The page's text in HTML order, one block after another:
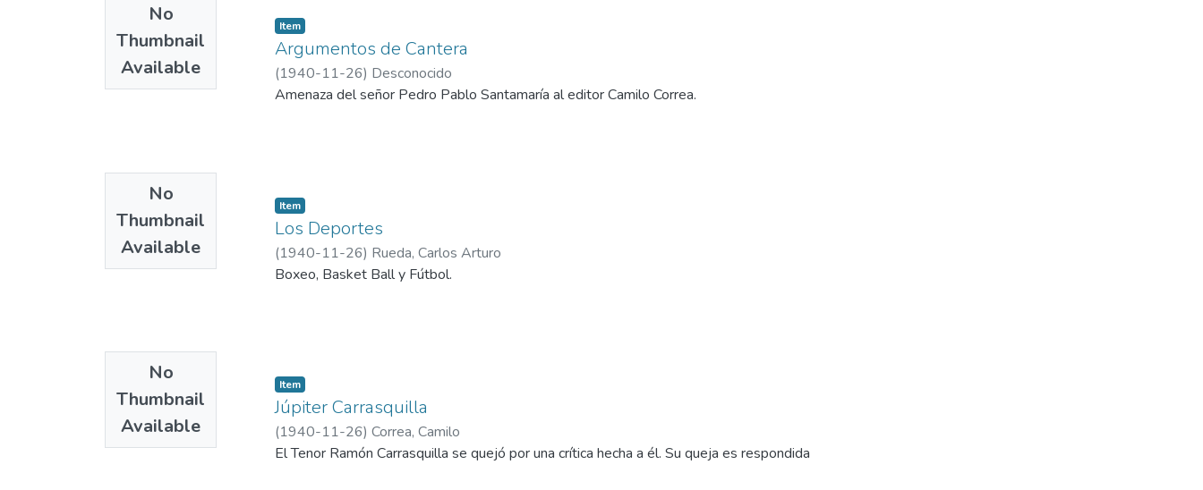
No
Thumbnail
Available
No
Thumbnail
Available
Item
Argumentos de Cantera
(1940-11-26) Desconocido
Amenaza del señor Pedro Pablo Santamaría al editor Camilo Correa.
No
Thumbnail
Available
Item
Los Deportes
(1940-11-26) Rueda, Carlos Arturo
Boxeo, Basket Ball y Fútbol.
Item
Júpiter Carrasquilla
(1940-11-26) Correa, Camilo
El Tenor Ramón Carrasquilla se quejó por una crítica hecha a él. Su queja es respondida